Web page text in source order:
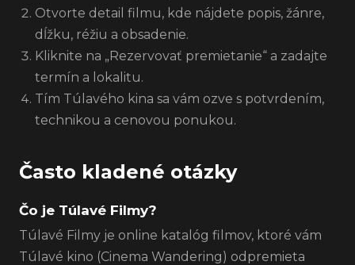
Otvorte detail filmu, kde nájdete popis, žánre,
dĺžku, réžiu a obsadenie.
Kliknite na „Rezervovať premietanie“ a zadajte
termín a lokalitu.
Tím Túlavého kina sa vám ozve s potvrdením,
technikou a cenovou ponukou.
Často kladené otázky
Čo je Túlavé Filmy?
Túlavé Filmy je online katalóg filmov, ktoré vám
Túlavé kino (Cinema Wandering) odpremieta